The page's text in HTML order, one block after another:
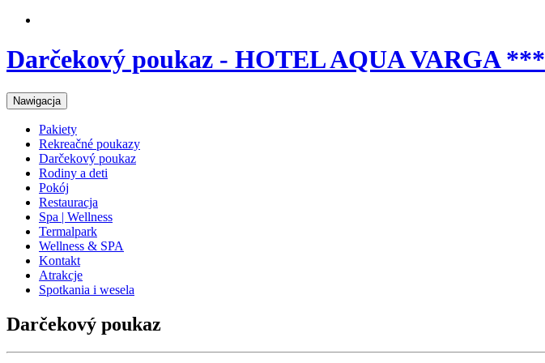
Darčekový poukaz - HOTEL AQUA VARGA ***
Nawigacja
Pakiety
Rekreačné poukazy
Darčekový poukaz
Rodiny a deti
Pokój
Restauracja
Spa | Wellness
Termalpark
Wellness & SPA
Kontakt
Atrakcje
Spotkania i wesela
Darčekový poukaz